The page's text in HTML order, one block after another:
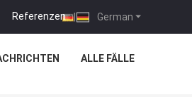
German
Referenzen |
ALLE FÄLLE